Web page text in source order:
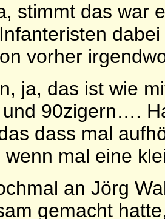
stimmt das war
vorher
ja, das ist wie
90zigern….
dass mal
wenn mal eine
an Jörg
gemacht